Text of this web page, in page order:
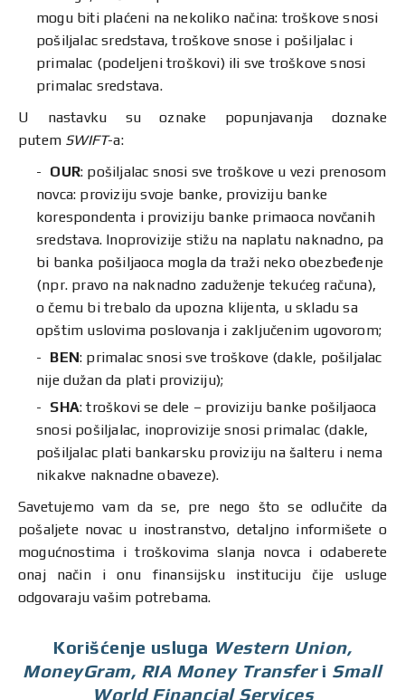
mogu biti plaćeni na nekoliko načina: troškove snosi
pošiljalac sredstava, troškove snose i pošiljalac i
primalac (podeljeni troškovi) ili sve troškove snosi
primalac sredstava.
U nastavku su oznake popunjavanja doznake
putem SWIFT-a:
OUR: pošiljalac snosi sve troškove u vezi prenosom
novca: proviziju svoje banke, proviziju banke
korespondenta i proviziju banke primaoca novčanih
sredstava. Inoprovizije stižu na naplatu naknadno, pa
bi banka pošiljaoca mogla da traži neko obezbeđenje
(npr. pravo na naknadno zaduženje tekućeg računa),
o čemu bi trebalo da upozna klijenta, u skladu sa
opštim uslovima poslovanja i zaključenim ugovorom;
BEN: primalac snosi sve troškove (dakle, pošiljalac
nije dužan da plati proviziju);
SHA: troškovi se dele – proviziju banke pošiljaoca
snosi pošiljalac, inoprovizije snosi primalac (dakle,
pošiljalac plati bankarsku proviziju na šalteru i nema
nikakve naknadne obaveze).
Savetujemo vam da se, pre nego što se odlučite da
pošaljete novac u inostranstvo, detaljno informišete o
mogućnostima i troškovima slanja novca i odaberete
onaj način i onu finansijsku instituciju čije usluge
odgovaraju vašim potrebama.
Korišćenje usluga Western Union,
MoneyGram, RIA Money Transfer i Small
World Financial Services